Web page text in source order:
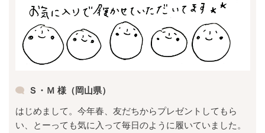
Ｓ・Ｍ 様（岡山県）
はじめまして。今年春、友だちからプレゼントしてもら
い、とーっても気に入って毎日のように履いていました。